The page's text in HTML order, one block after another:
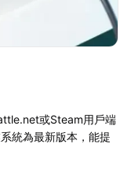
或Steam用戶端
統為最新版本，能提